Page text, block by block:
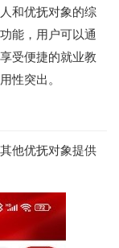
和优抚对象的综
能，用户可以通
受便捷的就业教
性突出。
他优抚对象提供